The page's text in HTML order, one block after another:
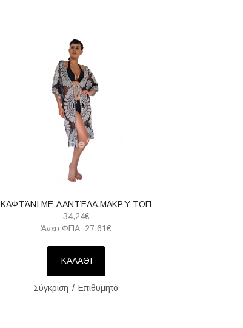
ΚΑΦΤΆΝΙ ΜΕ ΔΑΝΤΈΛΑ,ΜΑΚΡΎ ΤΟΠ
34,24€
Άνευ ΦΠΑ: 27,61€
ΚΑΛΑΘΙ
Σύγκριση Επιθυμητό